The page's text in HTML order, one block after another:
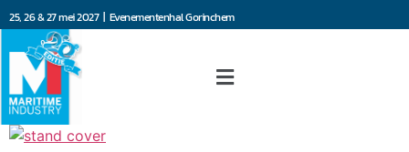
25, 26 & 27 mei 2027 | Evenementenhal Gorinchem